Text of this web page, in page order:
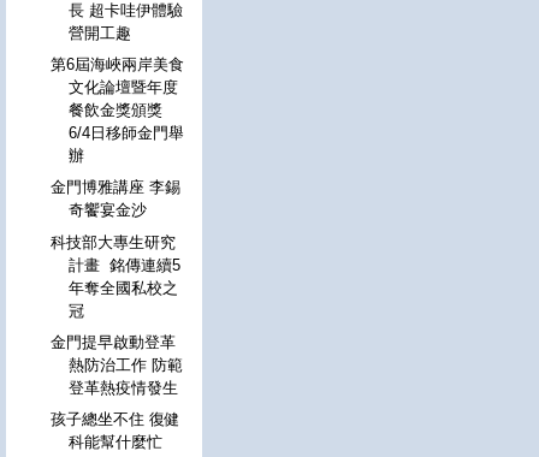
長 超卡哇伊體驗
營開工趣
第6屆海峽兩岸美食
文化論壇暨年度
餐飲金獎頒獎
6/4日移師金門舉
辦
金門博雅講座 李錫
奇饗宴金沙
科技部大專生研究
計畫 銘傳連續5
年奪全國私校之
冠
金門提早啟動登革
熱防治工作 防範
登革熱疫情發生
孩子總坐不住 復健
科能幫什麼忙